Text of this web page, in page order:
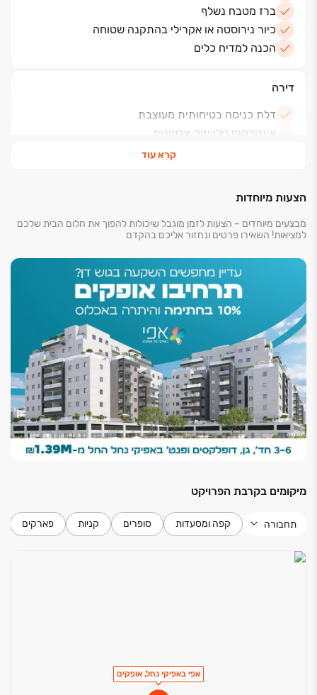
ברז מטבח נשלף
כיור נירוסטה או אקרילי בהתקנה שטוחה
הכנה למדיח כלים
דירה
דלת כניסה בטיחותית מעוצבת
אינטרקום טלוויזיה צבעונית
נק' מים וגז במרפסת שמש
תריסים חשמליים בכל הדירה, למעט ממ"ד וחדרים
רטובים.
רשתות בכל הדירה למעט ממ"ד וחסרים רטובים.
בניין
לובי כניסה מעוצב
מועדון דיירים
חניה פרטית
חדרי שירותים ואמבטיה
אינטרפוץ 4 דרך
ארונות אמבטיה אינטגרליים מעוצבים במספר גוונים
חיפויים לחדרי רחצה עד גובה משקוף ו/או אריח שלם
במבחר גוונים
קרא עוד
הצעות מיוחדות
מבצעים מיוחדים – הצעות לזמן מוגבל שיכולות להפוך את חלום הבית שלכם
למציאות! השאירו פרטים ונחזור אליכם בהקדם
מיקומים בקרבת הפרויקט
תחבורה קפה ומסעדות סופרים קניות פארקים
אפי באפיקי נחל, אופקים